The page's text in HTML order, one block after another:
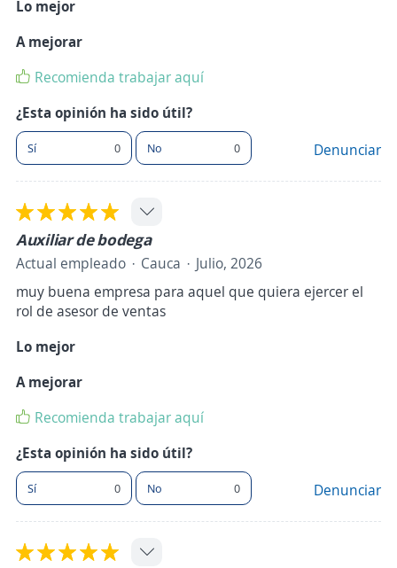
Lo mejor
A mejorar
Recomienda trabajar aquí
¿Esta opinión ha sido útil?
Sí 0 No 0 Denunciar
Auxiliar de bodega
Actual empleado Cauca
Julio, 2026
muy buena empresa para aquel que quiera ejercer el
rol de asesor de ventas
Lo mejor
A mejorar
Recomienda trabajar aquí
¿Esta opinión ha sido útil?
Sí 0 No 0 Denunciar